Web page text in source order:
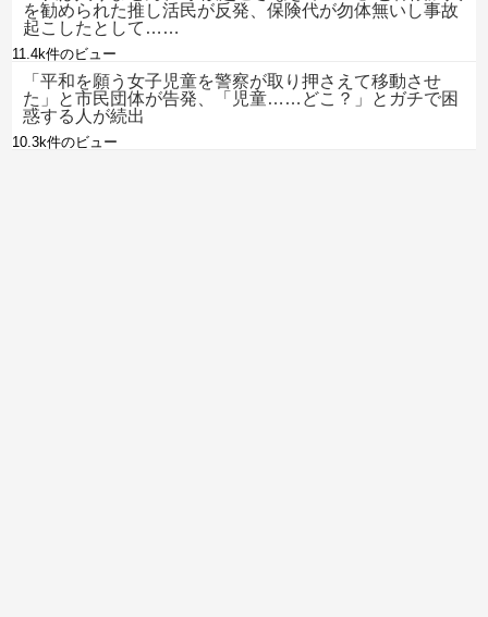
を勧められた推し活民が反発、保険代が勿体無いし事故
起こしたとして……
11.4k件のビュー
「平和を願う女子児童を警察が取り押さえて移動させ
た」と市民団体が告発、「児童……どこ？」とガチで困
惑する人が続出
10.3k件のビュー